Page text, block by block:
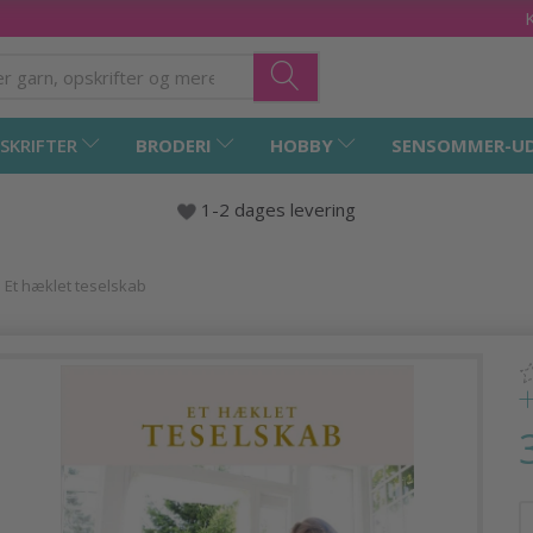
BRODERI HOBBY SENSOMMER-
1-2 dages levering
Et hæklet teselskab